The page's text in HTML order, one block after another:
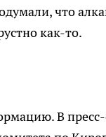
что
как-то.
В